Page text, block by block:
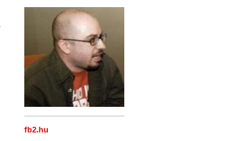
fb2.hu